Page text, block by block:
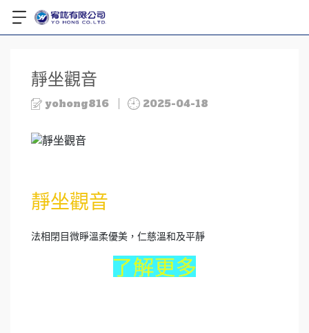
靜坐觀音
yohong816 2025-04-18
靜坐觀音
法相閉目微睜溫柔優美，仁慈溫和及平靜